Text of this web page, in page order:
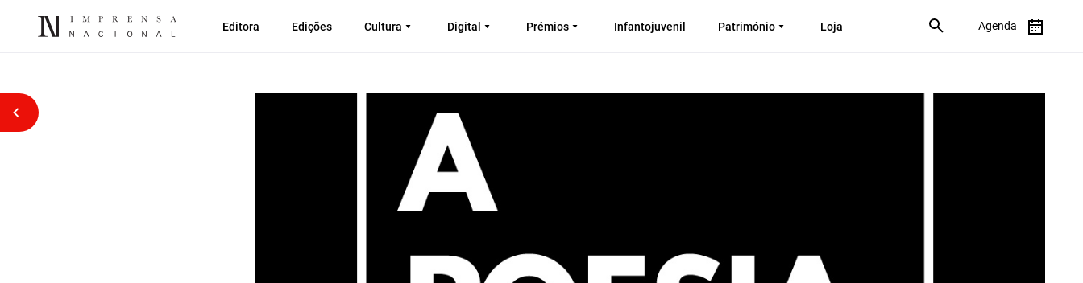
Editora Edições Cultura Digital Prémios Infantojuvenil Património Loja Agenda
Voltar atrás